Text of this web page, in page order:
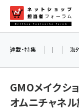
ン
連載・特集 | 海
GMOメイクシ
オムニチャネ